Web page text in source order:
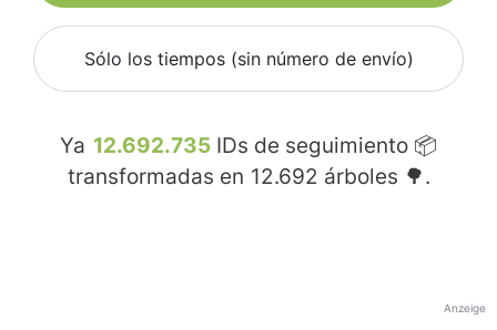
Sólo los tiempos (sin número de envío)
Ya 12.692.735 IDs de seguimiento 📦
transformadas en 12.692 árboles 🌳.
Anzeige